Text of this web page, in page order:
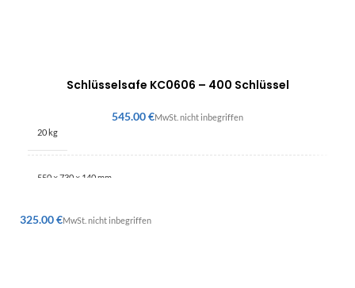
Schlüsselsafe KC0606 – 400 Schlüssel
€
20 kg
550 × 730 × 140 mm
€